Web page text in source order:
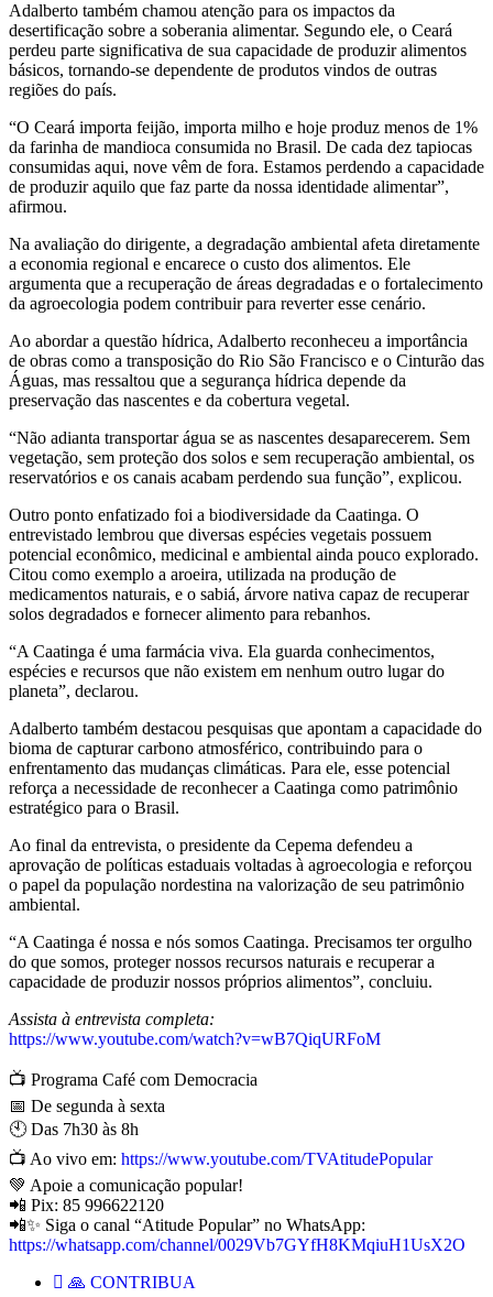
Adalberto também chamou atenção para os impactos da
desertificação sobre a soberania alimentar. Segundo ele, o Ceará
perdeu parte significativa de sua capacidade de produzir alimentos
básicos, tornando-se dependente de produtos vindos de outras
regiões do país.
“O Ceará importa feijão, importa milho e hoje produz menos de 1%
da farinha de mandioca consumida no Brasil. De cada dez tapiocas
consumidas aqui, nove vêm de fora. Estamos perdendo a capacidade
de produzir aquilo que faz parte da nossa identidade alimentar”,
afirmou.
Na avaliação do dirigente, a degradação ambiental afeta diretamente
a economia regional e encarece o custo dos alimentos. Ele
argumenta que a recuperação de áreas degradadas e o fortalecimento
da agroecologia podem contribuir para reverter esse cenário.
Ao abordar a questão hídrica, Adalberto reconheceu a importância
de obras como a transposição do Rio São Francisco e o Cinturão das
Águas, mas ressaltou que a segurança hídrica depende da
preservação das nascentes e da cobertura vegetal.
“Não adianta transportar água se as nascentes desaparecerem. Sem
vegetação, sem proteção dos solos e sem recuperação ambiental, os
reservatórios e os canais acabam perdendo sua função”, explicou.
Outro ponto enfatizado foi a biodiversidade da Caatinga. O
entrevistado lembrou que diversas espécies vegetais possuem
potencial econômico, medicinal e ambiental ainda pouco explorado.
Citou como exemplo a aroeira, utilizada na produção de
medicamentos naturais, e o sabiá, árvore nativa capaz de recuperar
solos degradados e fornecer alimento para rebanhos.
“A Caatinga é uma farmácia viva. Ela guarda conhecimentos,
espécies e recursos que não existem em nenhum outro lugar do
planeta”, declarou.
Adalberto também destacou pesquisas que apontam a capacidade do
bioma de capturar carbono atmosférico, contribuindo para o
enfrentamento das mudanças climáticas. Para ele, esse potencial
reforça a necessidade de reconhecer a Caatinga como patrimônio
estratégico para o Brasil.
Ao final da entrevista, o presidente da Cepema defendeu a
aprovação de políticas estaduais voltadas à agroecologia e reforçou
o papel da população nordestina na valorização de seu patrimônio
ambiental.
“A Caatinga é nossa e nós somos Caatinga. Precisamos ter orgulho
do que somos, proteger nossos recursos naturais e recuperar a
capacidade de produzir nossos próprios alimentos”, concluiu.
Assista à entrevista completa:
https://www.youtube.com/watch?v=wB7QiqURFoM
📺 Programa Café com Democracia
📅 De segunda à sexta
🕙 Das 7h30 às 8h
📺 Ao vivo em: https://www.youtube.com/TVAtitudePopular
💚 Apoie a comunicação popular!
📲 Pix: 85 996622120
📲✨ Siga o canal “Atitude Popular” no WhatsApp:
https://whatsapp.com/channel/0029Vb7GYfH8KMqiuH1UsX2O
🙏 CONTRIBUA